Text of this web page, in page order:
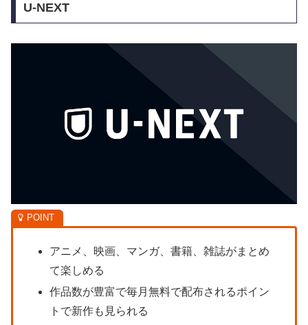
U-NEXT
アニメ、映画、マンガ、書籍、雑誌がまとめ
て楽しめる
作品数が豊富で毎月無料で配布されるポイン
トで新作も見られる